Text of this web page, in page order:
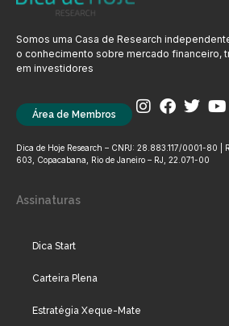
Somos uma Casa de Research
o conhecimento sobre mercado financeiro,
em investidores
Área de Membros
Dica de Hoje Research – CNPJ: 28.883.117/0001-80 |
603, Copacabana, Rio de Janeiro – RJ, 22.071-00
Assinaturas
Dica Start
Carteira Plena
Estratégia Xeque-Mate